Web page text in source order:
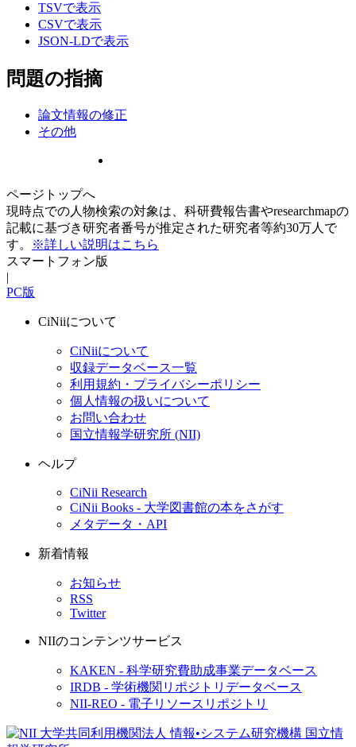
TSVで表示
CSVで表示
JSON-LDで表示
問題の指摘
論文情報の修正
その他
ページトップへ
現時点での人物検索の対象は、科研費報告書やresearchmapの
記載に基づき研究者番号が推定された研究者等約30万人で
す。
※詳しい説明はこちら
スマートフォン版
|
PC版
CiNiiについて
CiNiiについて
収録データベース一覧
利用規約・プライバシーポリシー
個人情報の扱いについて
お問い合わせ
国立情報学研究所 (NII)
ヘルプ
CiNii Research
CiNii Books - 大学図書館の本をさがす
メタデータ・API
新着情報
お知らせ
RSS
Twitter
NIIのコンテンツサービス
KAKEN - 科学研究費助成事業データベース
IRDB - 学術機関リポジトリデータベース
NII-REO - 電子リソースリポジトリ